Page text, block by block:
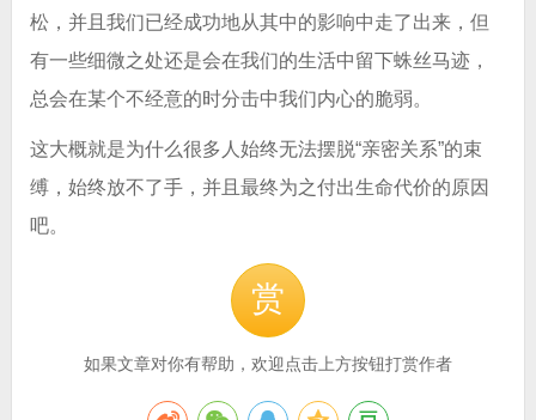
松，并且我们已经成功地从其中的影响中走了出来，但
有一些细微之处还是会在我们的生活中留下蛛丝马迹，
总会在某个不经意的时分击中我们内心的脆弱。
这大概就是为什么很多人始终无法摆脱“亲密关系”的束
缚，始终放不了手，并且最终为之付出生命代价的原因
吧。
赏
如果文章对你有帮助，欢迎点击上方按钮打赏作者